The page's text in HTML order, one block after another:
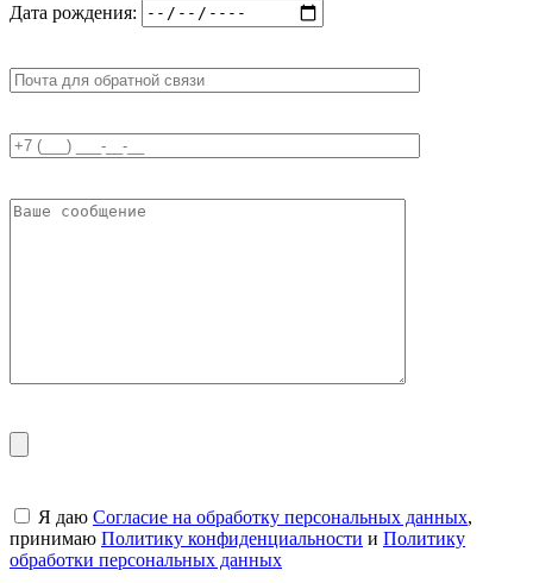
Дата рождения:
Я даю Согласие на обработку персональных данных,
принимаю Политику конфиденциальности и Политику
обработки персональных данных